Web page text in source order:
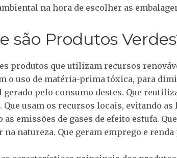
na hora de escolher as
são Produtos
produtos que utilizam recursos
o uso de matéria-prima tóxica, para
gerado pelo consumo destes. Que
Que usam os recursos locais, evitando
as emissões de gases de efeito estufa.
na natureza. Que geram emprego e